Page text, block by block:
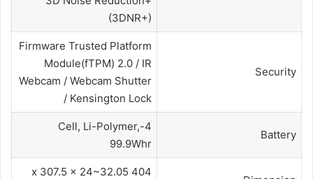
(3DNR+)
Security
Firmware Trusted Platform
Module(fTPM) 2.0 / IR
Webcam / Webcam Shutter
/ Kensington Lock
Battery
4-Cell, Li-Polymer,
99.9Whr
404 x 307.5 x 24~32.05